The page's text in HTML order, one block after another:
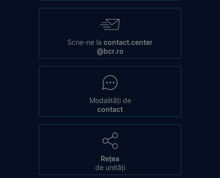
Scrie-ne la contact.center
@bcr.ro
Modalități de
contact
Rețea
de unități